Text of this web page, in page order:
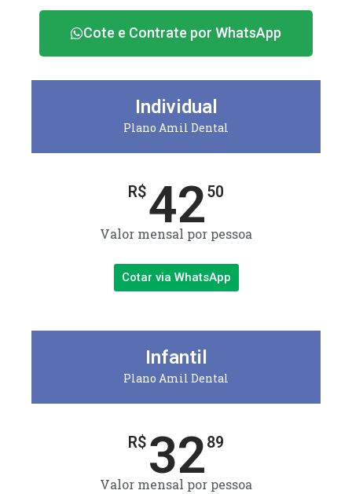
Cote e Contrate por WhatsApp
Individual
Plano Amil Dental
R$4250
Valor mensal por pessoa
Cotar via WhatsApp
Infantil
Plano Amil Dental
R$ 3289
Valor mensal por pessoa